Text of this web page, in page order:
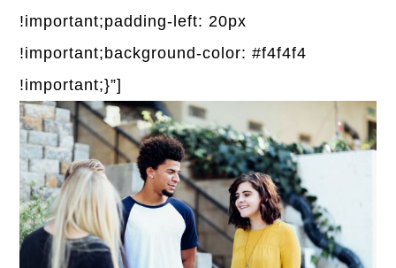
!important;padding-left: 20px
!important;background-color: #f4f4f4
!important;}”]